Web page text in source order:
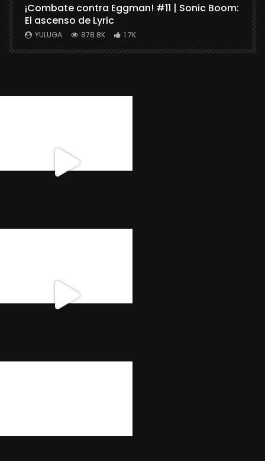
¡Combate contra Eggman! #11 | Sonic Boom:
El ascenso de Lyric
YULUGA 878.8K 1.7K